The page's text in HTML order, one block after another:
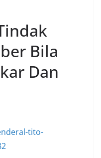
Bila
Dan